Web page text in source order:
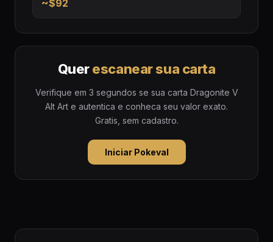
~$92
Querescanear sua carta
Verifique em 3 segundos se sua carta Dragonite V
Alt Art e autentica e conheca seu valor exato.
Gratis, sem cadastro.
Iniciar Pokeval